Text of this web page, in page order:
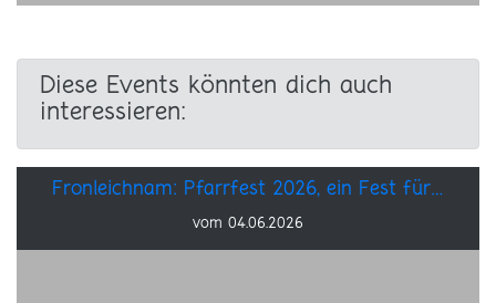
Diese Events könnten dich auch
interessieren:
Fronleichnam: Pfarrfest 2026, ein Fest für…
vom 04.06.2026